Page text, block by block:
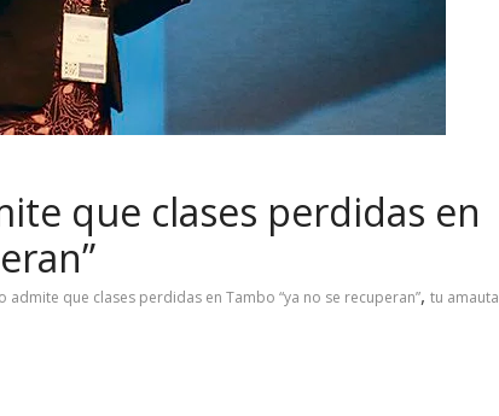
que clases perdidas en
admite que clases perdidas en Tambo “ya no se recuperan”, tu amauta